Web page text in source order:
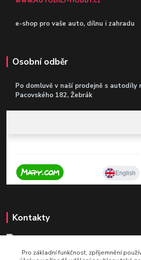
e-shop pro vaše auto, dílnu i zahradu
Osobní odběr
Po domluvě v naší prodejně s autodíly
Pacovského 182, Žebrák
Kontakty
+420 604 921 321
Pro základní funkčnost, zpříjemnění